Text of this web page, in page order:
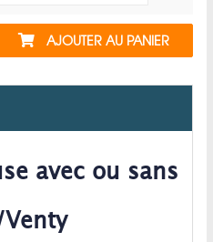
AJOUTER AU PANIER
avec ou sans